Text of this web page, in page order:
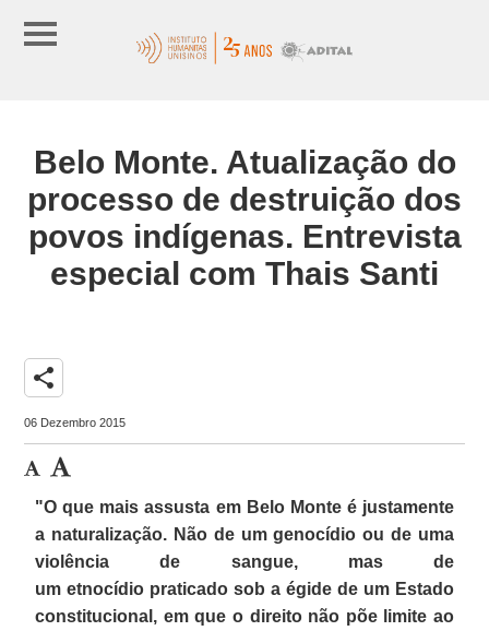
Belo Monte. Atualização do
processo de destruição dos
povos indígenas. Entrevista
especial com Thais Santi
share
06 Dezembro 2015
"O que mais assusta em Belo Monteé justamente
a naturalização. Não de um genocídio ou de uma
violência de sangue, mas de
umetnocídio praticado sob a égide de um Estado
constitucional, em que o direito não põe limite ao